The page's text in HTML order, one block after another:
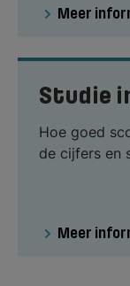
Meer
Studie
Hoe goed
de cijfers en
Meer